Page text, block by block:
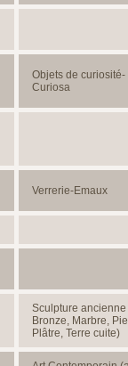
Objets de curiosité-
Curiosa
Verrerie-Emaux
Sculpture ancienne
Bronze, Marbre,
Plâtre, Terre cuite)